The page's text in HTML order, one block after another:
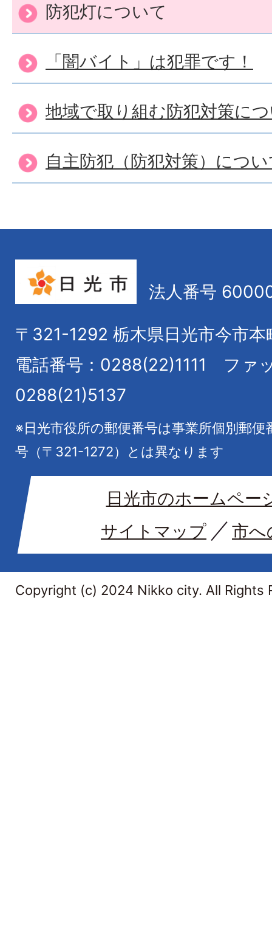
防犯灯について
「闇バイト」は犯罪です！
地域で取り組む防犯対策に
自主防犯（防犯対策）につ
法人番号
〒321-1292 栃木県日光市今市本
電話番号：0288(22)1111
ファ
0288(21)5137
※日光市役所の郵便番号は事業所個別郵
号（〒321-1272）とは異なります
日光市のホームペー
サイトマップ
市へ
Copyright (c) 2024 Nikko city. All Rights